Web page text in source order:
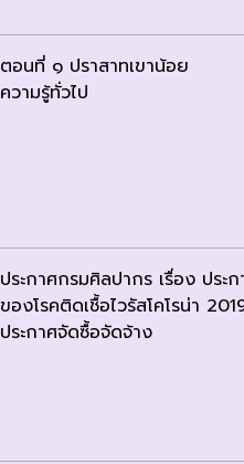
ตอนที่​ ๑​ ปราสาทเขาน้อย
ความรู้ทั่วไป
ประกาศกรมศิลปากร เรื่อง ปร
ของโรคติดเชื้อไวรัสโคโรน่า
ประกาศจัดซื้อจัดจ้าง